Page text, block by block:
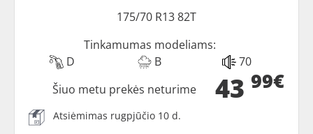
175/70 R13 82T
Tinkamumas modeliams:
D
B 70
43 99€
Šiuo metu prekės neturime
Atsiėmimas rugpjūčio 10 d.